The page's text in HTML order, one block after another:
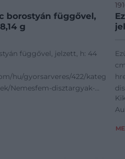
borostyán függővel,
g
függővel, jelzett, h: 44
hu/gyorsarveres/422/
Nemesfem-disztargyak-
kigyo-n